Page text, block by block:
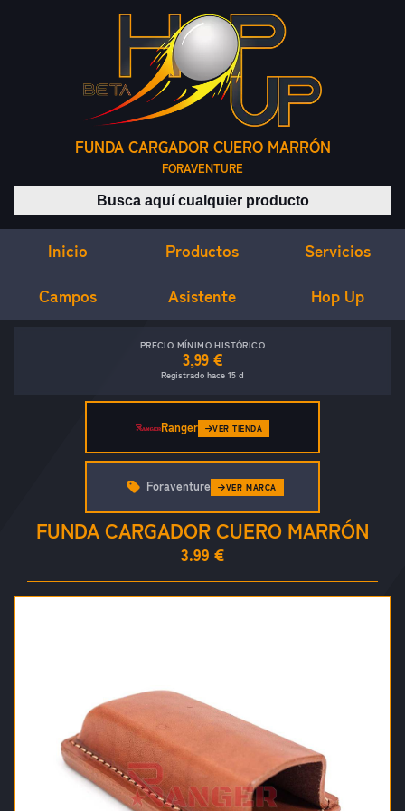
FUNDA CARGADOR CUERO MARRÓN
FORAVENTURE
Buscar productos
Inicio Productos Servicios
Campos Asistente Hop Up
PRECIO MÍNIMO HISTÓRICO
3,99 €
Registrado hace 15 d
Ranger VER TIENDA
FUNDA CARGADOR CUERO MARRÓN
3.99 €
Foraventure VER MARCA